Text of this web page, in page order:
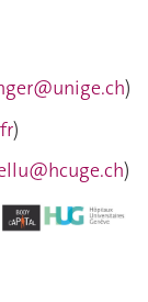
)
)
)